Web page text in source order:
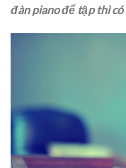
đàn piano để tập thì